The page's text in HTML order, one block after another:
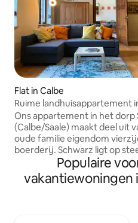
Flat in Calbe
Ruime landhuisappartement
van de Saale en Elbe
Ons appartement in het dorp
(Calbe/Saale) maakt deel uit
oude familie eigendom
boerderij. Schwarz ligt op
afstand van de Saaleradweg
kilometer van de
binnenplaats poort sluit, laat
Populaire
vakantiewoningen